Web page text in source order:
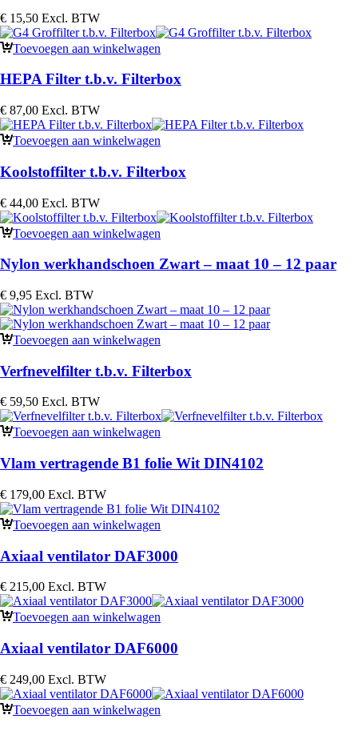
€ 15,50 Excl. BTW
Toevoegen aan winkelwagen
HEPA Filter t.b.v. Filterbox
€ 87,00 Excl. BTW
Toevoegen aan winkelwagen
Koolstoffilter t.b.v. Filterbox
€ 44,00 Excl. BTW
Toevoegen aan winkelwagen
Nylon werkhandschoen Zwart – maat 10 – 12 paar
€ 9,95 Excl. BTW
Toevoegen aan winkelwagen
Verfnevelfilter t.b.v. Filterbox
€ 59,50 Excl. BTW
Toevoegen aan winkelwagen
Vlam vertragende B1 folie Wit DIN4102
€ 179,00 Excl. BTW
Toevoegen aan winkelwagen
Axiaal ventilator DAF3000
€ 215,00 Excl. BTW
Toevoegen aan winkelwagen
Axiaal ventilator DAF6000
€ 249,00 Excl. BTW
Toevoegen aan winkelwagen